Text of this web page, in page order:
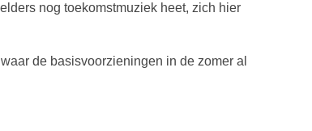
nog toekomstmuziek heet, zich hier
de basisvoorzieningen in de zomer al